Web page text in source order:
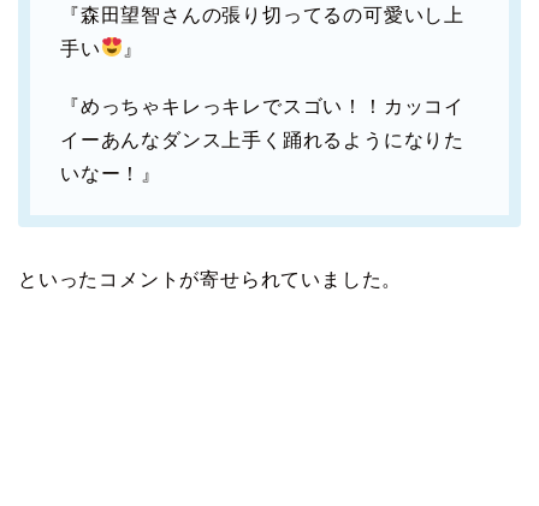
『森田望智さんの張り切ってるの可愛いし上
手い
』
『めっちゃキレっキレでスゴい！！カッコイ
イーあんなダンス上手く踊れるようになりた
いなー！』
といったコメントが寄せられていました。